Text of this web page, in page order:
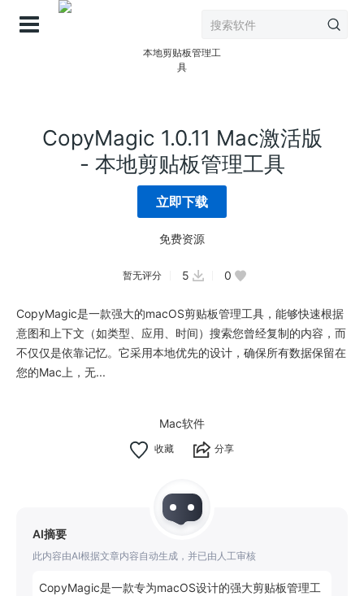
CopyMagic 1.0.11 Mac激活版
- 本地剪贴板管理工具
立即下载
免费资源
暂无评分 5 0
CopyMagic是一款强大的macOS剪贴板管理工具，能够快速根据
意图和上下文（如类型、应用、时间）搜索您曾经复制的内容，而
不仅仅是依靠记忆。它采用本地优先的设计，确保所有数据保留在
您的Mac上，无...
Mac软件
分享
AI摘要
此内容由AI根据文章内容自动生成，并已由人工审核
CopyMagic是一款专为macOS设计的强大剪贴板管理工